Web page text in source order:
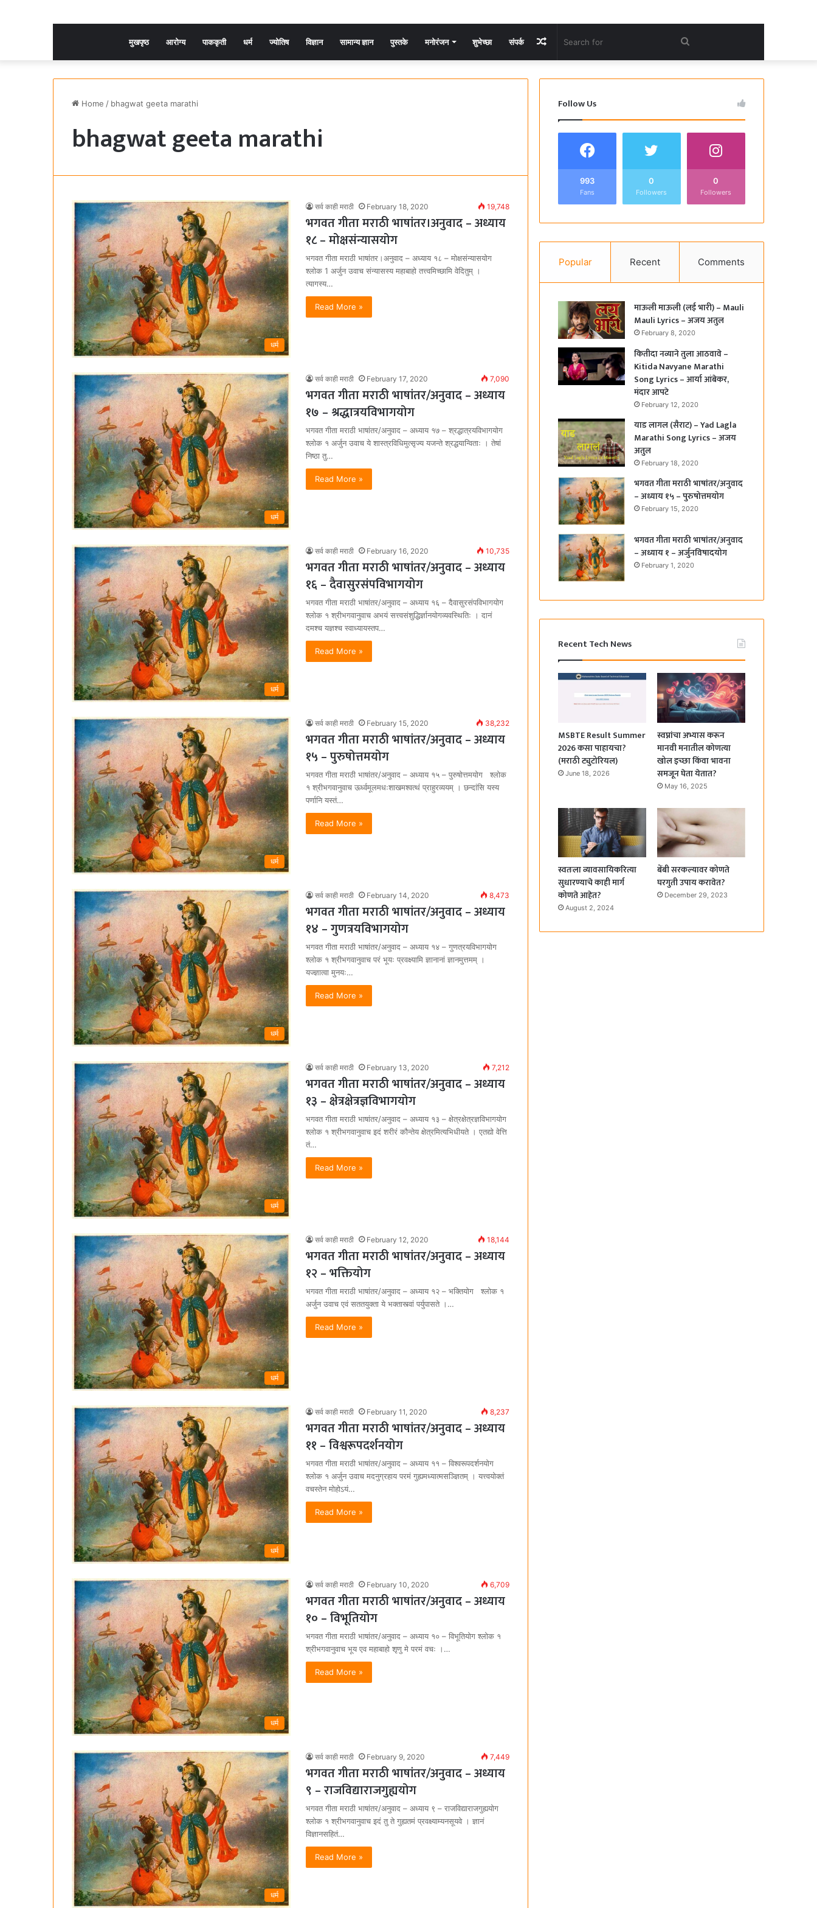
मुखपृष्ठ आरोग्य पाककृती धर्म ज्योतिष विज्ञान सामान्य ज्ञान पुस्तके मनोरंजन शुभेच्छा संपर्क Search
for
Random
Article
Home / bhagwat geeta marathi
bhagwat geeta marathi
धर्म
सर्व काही मराठी February 18, 2020 19,748
भगवत गीता मराठी भाषांतर।अनुवाद – अध्याय
१८ – मोक्षसंन्यासयोग
भगवत गीता मराठी भाषांतर।अनुवाद – अध्याय १८ – मोक्षसंन्यासयोग
श्लोक 1 अर्जुन उवाच संन्यासस्य महाबाहो तत्त्वमिच्छामि वेदितुम्‌ ।
त्यागस्य…
Read More »
धर्म
सर्व काही मराठी February 17, 2020 7,090
भगवत गीता मराठी भाषांतर/अनुवाद – अध्याय
१७ – श्रद्धात्रयविभागयोग
भगवत गीता मराठी भाषांतर/अनुवाद – अध्याय १७ – श्रद्धात्रयविभागयोग
श्लोक १ अर्जुन उवाच ये शास्त्रविधिमुत्सृज्य यजन्ते श्रद्धयान्विताः । तेषां
निष्ठा तु…
Read More »
धर्म
सर्व काही मराठी February 16, 2020 10,735
भगवत गीता मराठी भाषांतर/अनुवाद – अध्याय
१६ – दैवासुरसंपविभागयोग
भगवत गीता मराठी भाषांतर/अनुवाद – अध्याय १६ – दैवासुरसंपविभागयोग
श्लोक १ श्रीभगवानुवाच अभयं सत्त्वसंशुद्धिर्ज्ञानयोगव्यवस्थितिः । दानं
दमश्च यज्ञश्च स्वाध्यायस्तप…
Read More »
धर्म
सर्व काही मराठी February 15, 2020 38,232
भगवत गीता मराठी भाषांतर/अनुवाद – अध्याय
१५ – पुरुषोत्तमयोग
भगवत गीता मराठी भाषांतर/अनुवाद – अध्याय १५ – पुरुषोत्तमयोग श्लोक
१ श्रीभगवानुवाच ऊर्ध्वमूलमधःशाखमश्वत्थं प्राहुरव्ययम्‌ । छन्दांसि यस्य
पर्णानि यस्तं…
Read More »
धर्म
सर्व काही मराठी February 14, 2020 8,473
भगवत गीता मराठी भाषांतर/अनुवाद – अध्याय
१४ – गुणत्रयविभागयोग
भगवत गीता मराठी भाषांतर/अनुवाद – अध्याय १४ – गुणत्रयविभागयोग
श्लोक १ श्रीभगवानुवाच परं भूयः प्रवक्ष्यामि ज्ञानानां ज्ञानमुत्तमम्‌ ।
यज्ज्ञात्वा मुनयः…
Read More »
धर्म
सर्व काही मराठी February 13, 2020 7,212
भगवत गीता मराठी भाषांतर/अनुवाद – अध्याय
१३ – क्षेत्रक्षेत्रज्ञविभागयोग
भगवत गीता मराठी भाषांतर/अनुवाद – अध्याय १३ – क्षेत्रक्षेत्रज्ञविभागयोग
श्लोक १ श्रीभगवानुवाच इदं शरीरं कौन्तेय क्षेत्रमित्यभिधीयते । एतद्यो वेत्ति
तं…
Read More »
धर्म
सर्व काही मराठी February 12, 2020 18,144
भगवत गीता मराठी भाषांतर/अनुवाद – अध्याय
१२ – भक्तियोग
भगवत गीता मराठी भाषांतर/अनुवाद – अध्याय १२ – भक्तियोग श्लोक १
अर्जुन उवाच एवं सततयुक्ता ये भक्तास्त्वां पर्युपासते ।…
Read More »
धर्म
सर्व काही मराठी February 11, 2020 8,237
भगवत गीता मराठी भाषांतर/अनुवाद – अध्याय
११ – विश्वरूपदर्शनयोग
भगवत गीता मराठी भाषांतर/अनुवाद – अध्याय ११ – विश्वरूपदर्शनयोग
श्लोक १ अर्जुन उवाच मदनुग्रहाय परमं गुह्यमध्यात्मसञ्ज्ञितम्‌ । यत्त्वयोक्तं
वचस्तेन मोहोऽयं…
Read More »
धर्म
सर्व काही मराठी February 10, 2020 6,709
भगवत गीता मराठी भाषांतर/अनुवाद – अध्याय
१० – विभूतियोग
भगवत गीता मराठी भाषांतर/अनुवाद – अध्याय १० – विभूतियोग श्लोक १
श्रीभगवानुवाच भूय एव महाबाहो शृणु मे परमं वचः ।…
Read More »
धर्म
सर्व काही मराठी February 9, 2020 7,449
भगवत गीता मराठी भाषांतर/अनुवाद – अध्याय
९ – राजविद्याराजगुह्ययोग
भगवत गीता मराठी भाषांतर/अनुवाद – अध्याय ९ – राजविद्याराजगुह्ययोग
श्लोक १ श्रीभगवानुवाच इदं तु ते गुह्यतमं प्रवक्ष्याम्यनसूयवे । ज्ञानं
विज्ञानसहितं…
Read More »
Follow Us
993
Fans
0
Followers
0
Followers
Popular Recent Comments
माऊली माऊली (लई भारी) – Mauli
Mauli Lyrics – अजय अतुल
February 8, 2020
कितीदा नव्याने तुला आठवावे –
Kitida Navyane Marathi
Song Lyrics – आर्या आंबेकर,
मंदार आपटे
February 12, 2020
याड लागल (सैराट) – Yad Lagla
Marathi Song Lyrics – अजय
अतुल
February 18, 2020
भगवत गीता मराठी भाषांतर/अनुवाद
– अध्याय १५ – पुरुषोत्तमयोग
February 15, 2020
भगवत गीता मराठी भाषांतर/अनुवाद
– अध्याय १ – अर्जुनविषादयोग
February 1, 2020
Recent Tech News
MSBTE Result Summer
2026 कसा पाहायचा?
(मराठी ट्युटोरियल)
June 18, 2026
स्वप्नांचा अभ्यास करून
मानवी मनातील कोणत्या
खोल इच्छा किंवा भावना
समजून घेता येतात?
May 16, 2025
स्वतःला व्यावसायिकरित्या
सुधारण्याचे काही मार्ग
कोणते आहेत?
August 2, 2024
बेंबी सरकल्यावर कोणते
घरगुती उपाय करावेत?
December 29, 2023